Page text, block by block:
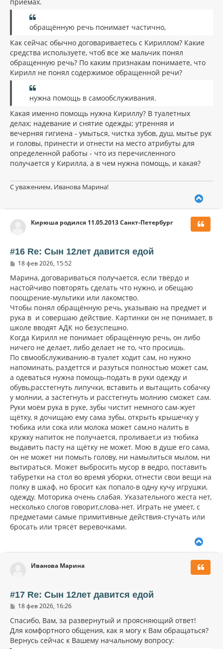
обращённую речь понимает частично,
Как сейчас обычно договариваетесь с Кириллом? Какие
средства используете, чтоб все же мальчик понял
обращенную речь? По каким признакам понимаете, что
Кирилл не понял содержимое обращенной речи?
нужна помощь в самообслуживания.
Какая именно помощь нужна Кириллу? В туалетных
делах; надевание и снятие одежды; утренняя и
вечерняя гигиена - умыться, чистка зубов, душ, мытье рук
и головы, принести и отнести на место атрибуты для
определенной работы - что из перечисленного
получается у Кирилла, а в чем нужна помощь, и какая?
С уважением, Иванова Марина!
у
а
л
Кирюша родился 11.05.2013 Санкт-Петербург
#16 Re: Сын 12лет давится едой
С
о
щ
е
н
и
е
18 фев 2026, 15:52
Марина, договариваться получается, если твёрдо и
настойчиво повторять сделать что нужно, и обещаю
поощрение-мультики или лакомство.
Чтобы понял обращённую речь, указываю на предмет и
рука в и совершаю действие. Картинки он не понимает, в
школе вводят АДК но безуспешно.
Когда Кирилл не понимает обращённую речь, он либо
ничего не делает, либо делает не то, что просишь.
По свмообслуживанию-в туалет ходит сам, но нужно
напоминать, раздеттся и разуться полностью может сам,
а одеваться нужна помощь-подать в руки одежду и
обувь,расстегнуть липучки, вставить и вытащить собачку
у молнии, а застегнуть и расстегнуть молнию сможет сам.
Руки моём рука в руке, зубы чистит немного сам-жует
щётку, я дочищаю ему сама зубы, открыть крышечку у
тюбика или сока или молока может сам,но налить в
кружку напиток не получается, проливает,и из тюбика
выдавить пасту на щётку не может. Мою в душе его сама,
он не может ни помыть голову, ни намылиться мылом, ни
вытираться. Может выбросить мусор в ведро, поставить
табуретки на стол во время уборки, отнести свои вещи на
полку в шкаф, но бросит как попало-в одну кучу игрушки,
одежду. Моторика очень слабая. Указательного жеста нет,
несколько слогов говорит,слова-нет. Играть не умеет, с
предметами самые примитивные действия-стучать или
бросать или трясёт веревочками.
у
а
Иванова Марина
#17 Re: Сын 12лет давится едой
С
о
щ
е
18 фев 2026, 16:26
Спасибо, Вам, за развернутый и проясняющий ответ!
Для комфортного общения, как я могу к Вам обращаться?
Вернусь сейчас к Вашему начальному вопросу: